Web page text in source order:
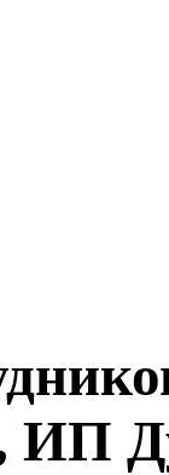
ИП